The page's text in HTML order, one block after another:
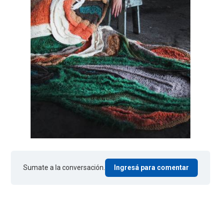
Sumate a la conversación. Ingresá para comentar